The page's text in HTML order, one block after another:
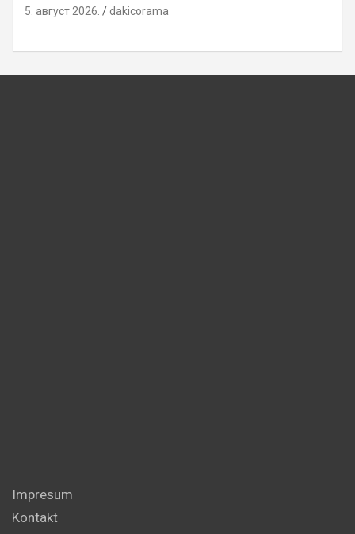
5. август 2026. dakicorama
Impresum
Kontakt